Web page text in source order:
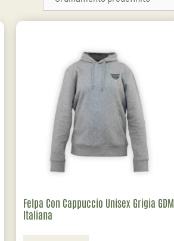
Felpa Con Cappuccio Unisex Grigia GDM
Italiana